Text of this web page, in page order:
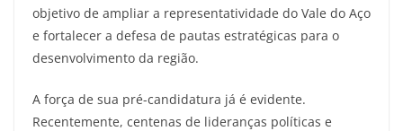
objetivo de ampliar a representatividade do Vale do Aço
e fortalecer a defesa de pautas estratégicas para o
desenvolvimento da região.
A força de sua pré-candidatura já é evidente.
Recentemente, centenas de lideranças políticas e